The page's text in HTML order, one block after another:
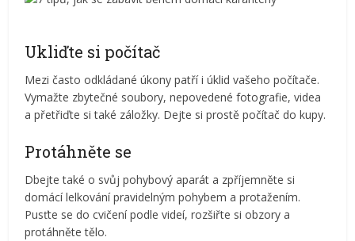
Ukliďte si počítač
Mezi často odkládané úkony patří i úklid vašeho počítače.
Vymažte zbytečné soubory, nepovedené fotografie, videa
a přetřiďte si také záložky. Dejte si prostě počítač do kupy.
Protáhněte se
Dbejte také o svůj pohybový aparát a zpříjemněte si
domácí lelkování pravidelným pohybem a protažením.
Pusťte se do cvičení podle videí, rozšiřte si obzory a
protáhněte tělo.